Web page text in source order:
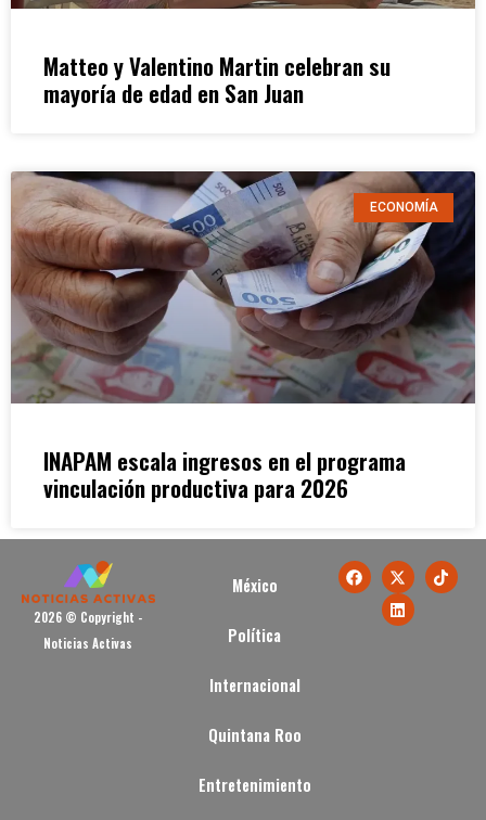
Matteo y Valentino Martin celebran su
mayoría de edad en San Juan
ECONOMÍA
INAPAM escala ingresos en el programa
vinculación productiva para 2026
2026 © Copyright -
Noticias Activas
México
Política
Internacional
Quintana Roo
Entretenimiento